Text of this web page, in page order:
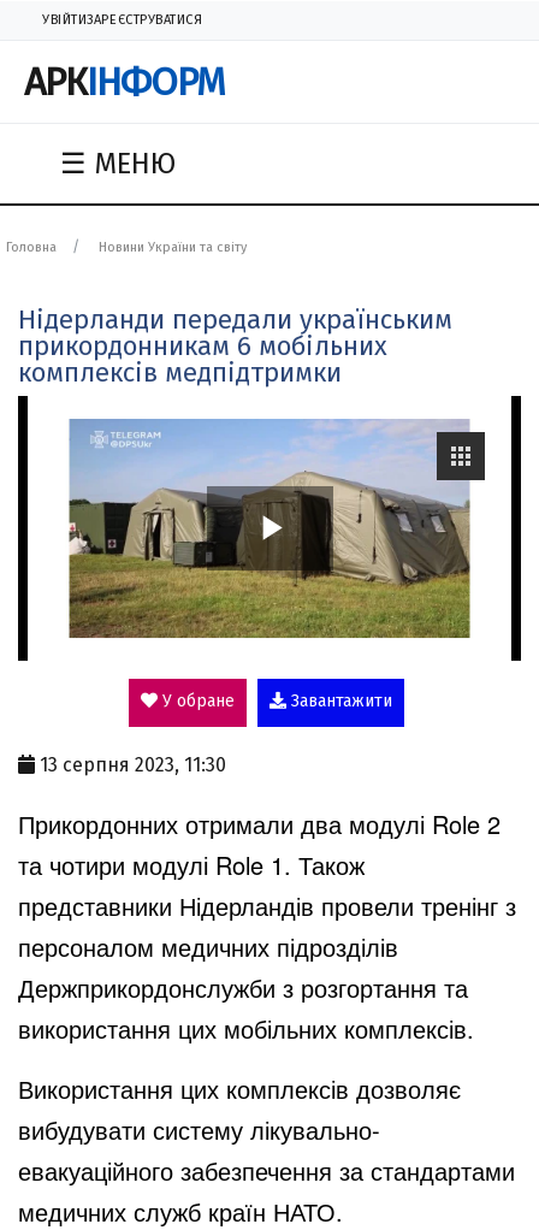
УВІЙТИЗАРЕЄСТРУВАТИСЯ
АРКІНФОРМ
☰ МЕНЮ
Головна Новини України та світу
Нідерланди передали українським
прикордонникам 6 мобільних
комплексів медпідтримки
P
l
a
y
V
i
d
e
У обране Завантажити
13 серпня 2023, 11:30
Прикордонних отримали два модулі Role 2
та чотири модулі Role 1. Також
представники Нідерландів провели тренінг з
персоналом медичних підрозділів
Держприкордонслужби з розгортання та
використання цих мобільних комплексів.
Використання цих комплексів дозволяє
вибудувати систему лікувально-
евакуаційного забезпечення за стандартами
медичних служб країн НАТО.